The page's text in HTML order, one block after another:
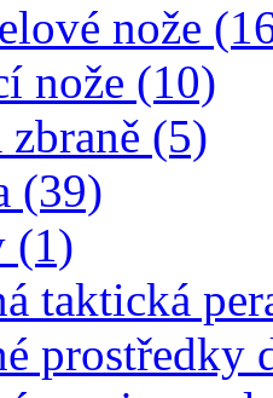
nože
nože (10)
zbraně (5)
(39)
(1)
taktická